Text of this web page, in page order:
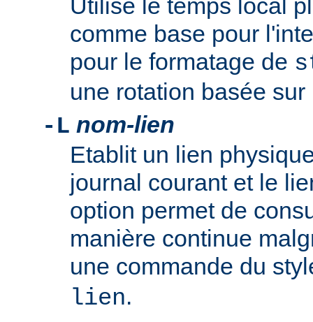
Utilise le temps local
comme base pour
pour le formatage de
une rotation basée sur
-L nom-lien
Etablit un lien
journal courant et le
option permet de
manière continue
une commande du
lien.